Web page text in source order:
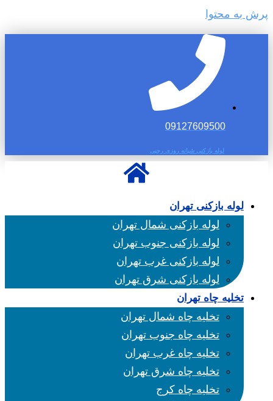
پرش به محتوا
09127609500
لوله بازکنی شبانه روزی رجبی
لوله بازکنی تهران
لوله بازکنی شمال تهران
لوله بازکنی جنوب تهران
لوله بازکنی غرب تهران
لوله بازکنی شرق تهران
تخلیه چاه تهران
تخلیه چاه شمال تهران
تخلیه چاه جنوب تهران
تخلیه چاه غرب تهران
تخلیه چاه شرق تهران
تخلیه چاه کرج